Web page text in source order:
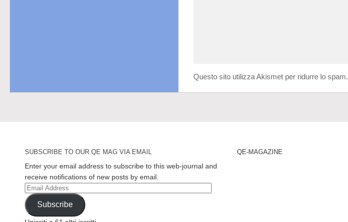
Questo sito utilizza Akismet per ridurre lo spam.
SUBSCRIBE TO OUR QE MAG VIA EMAIL
Enter your email address to subscribe to this web-journal and
receive notifications of new posts by email.
Email
Address
Subscribe
QE-MAGAZINE